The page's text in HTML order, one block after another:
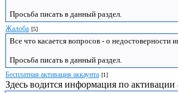
Просьба писать в данный раздел.
Жалоба [5]
Все что касается вопросов - о недостоверности
Просьба писать в данный раздел.
Бесплатная активация аккаунта [1]
Здесь водится информация по активации